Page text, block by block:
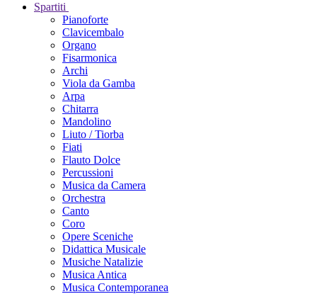
Spartiti
Pianoforte
Clavicembalo
Organo
Fisarmonica
Archi
Viola da Gamba
Arpa
Chitarra
Mandolino
Liuto / Tiorba
Fiati
Flauto Dolce
Percussioni
Musica da Camera
Orchestra
Canto
Coro
Opere Sceniche
Didattica Musicale
Musiche Natalizie
Musica Antica
Musica Contemporanea